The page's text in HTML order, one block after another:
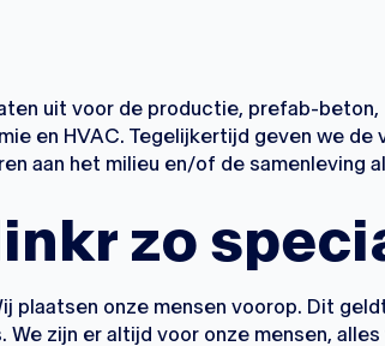
uit voor de productie, prefab-beton,
en HVAC. Tegelijkertijd geven we de
aan het milieu en/of de samenleving
zo
plaatsen onze mensen voorop. Dit
zijn er altijd voor onze mensen,